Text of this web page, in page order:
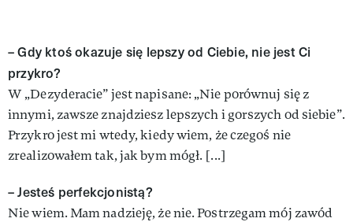
– Gdy ktoś okazuje się lepszy od Ciebie, nie jest Ci
przykro?
W „Dezyderacie” jest napisane: „Nie porównuj się z
innymi, zawsze znajdziesz lepszych i gorszych od siebie”.
Przykro jest mi wtedy, kiedy wiem, że czegoś nie
zrealizowałem tak, jak bym mógł. [...]
– Jesteś perfekcjonistą?
Nie wiem. Mam nadzieję, że nie. Postrzegam mój zawód